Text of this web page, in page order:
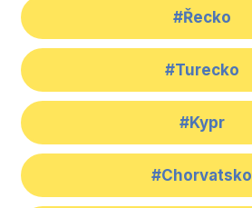
#Řecko
#Turecko
#Kypr
#Chorvatsko